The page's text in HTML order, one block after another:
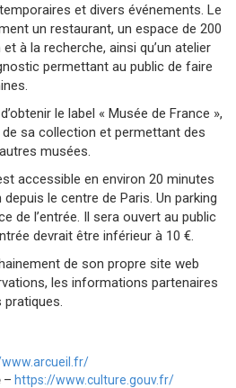
et divers événements. Le
un restaurant, un espace de 200
à la recherche, ainsi qu’un atelier
permettant au public de faire
le label « Musée de France »,
sa collection et permettant des
musées.
accessible en environ 20 minutes
le centre de Paris. Un parking
de l’entrée. Il sera ouvert au public
devrait être inférieur à 10 €.
de son propre site web
les informations partenaires
– https://www.culture.gouv.fr/